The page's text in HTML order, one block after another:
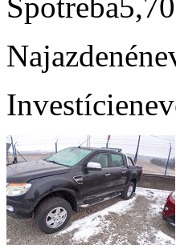
Spotreba
Najazdené
Investície